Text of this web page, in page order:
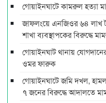
গোয়াইনঘাটে কামরুল হত্যা
জাফলংয়ে এনজিওর ৬৪ লাখ
শাখা ব্যবস্থাপকের বিরুদ্ধে
গোয়াইনঘাট থানায়
ওমর ফারুক
গোয়াইনঘাটে জমি দখল,
৭ জনের বিরুদ্ধে আদালতে